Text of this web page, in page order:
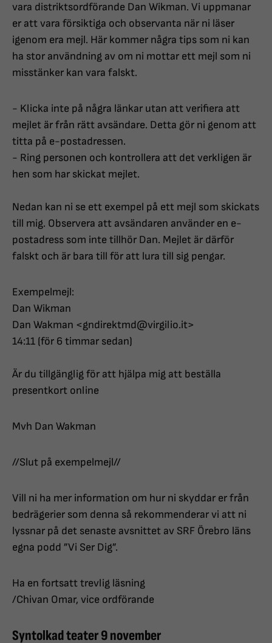
vara distriktsordförande Dan Wikman. Vi uppmanar
er att vara försiktiga och observanta när ni läser
igenom era mejl. Här kommer några tips som ni kan
ha stor användning av om ni mottar ett mejl som ni
misstänker kan vara falskt.
- Klicka inte på några länkar utan att verifiera att
mejlet är från rätt avsändare. Detta gör ni genom att
titta på e-postadressen.
- Ring personen och kontrollera att det verkligen är
hen som har skickat mejlet.
Nedan kan ni se ett exempel på ett mejl som skickats
till mig. Observera att avsändaren använder en e-
postadress som inte tillhör Dan. Mejlet är därför
falskt och är bara till för att lura till sig pengar.
Exempelmejl:
Dan Wikman
Dan Wakman <gndirektmd@virgilio.it>
14:11 (för 6 timmar sedan)
Är du tillgänglig för att hjälpa mig att beställa
presentkort online
Mvh Dan Wakman
//Slut på exempelmejl//
Vill ni ha mer information om hur ni skyddar er från
bedrägerier som denna så rekommenderar vi att ni
lyssnar på det senaste avsnittet av SRF Örebro läns
egna podd ”Vi Ser Dig”.
Ha en fortsatt trevlig läsning
/Chivan Omar, vice ordförande
Syntolkad teater 9 november